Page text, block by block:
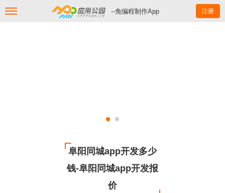
--免编程制作App 注册
阜阳同城app开发多少
钱-阜阳同城app开发报
价